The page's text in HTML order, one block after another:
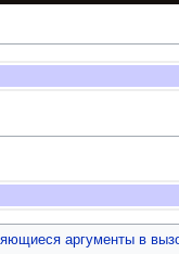
аргументы в